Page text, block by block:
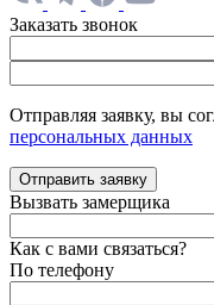
Заказать звонок
Отправляя заявку, вы
персональных данных
Отправить заявку
Вызвать замерщика
Как с вами связаться?
По телефону